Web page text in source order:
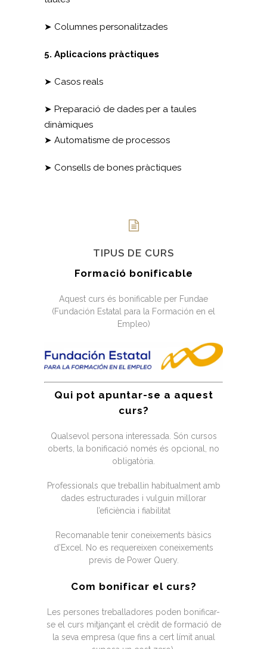
➤ Columnes personalitzades
5. Aplicacions pràctiques
➤ Casos reals
➤ Preparació de dades per a taules
dinàmiques
➤ Automatisme de processos
➤ Consells de bones pràctiques
TIPUS DE CURS
Formació bonificable
Aquest curs és bonificable per Fundae
(Fundación Estatal para la Formación en el
Empleo)
Qui pot apuntar-se a aquest
curs?
Qualsevol persona interessada. Són cursos
oberts, la bonificació només és opcional, no
obligatòria.
Professionals que treballin habitualment amb
dades estructurades i vulguin millorar
l’eficiència i fiabilitat
Recomanable tenir coneixements bàsics
d’Excel. No es requereixen coneixements
previs de Power Query.
Com bonificar el curs?
Les persones treballadores poden bonificar-
se el curs mitjançant el crèdit de formació de
la seva empresa (que fins a cert límit anual